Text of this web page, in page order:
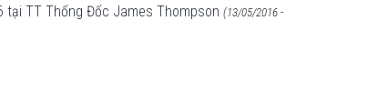
tại TT Thống Đốc James Thompson (13/05/2016 -